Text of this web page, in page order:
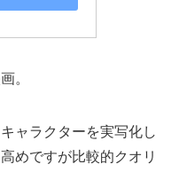
。
ャラクターを実写化し
めですが比較的クオリ